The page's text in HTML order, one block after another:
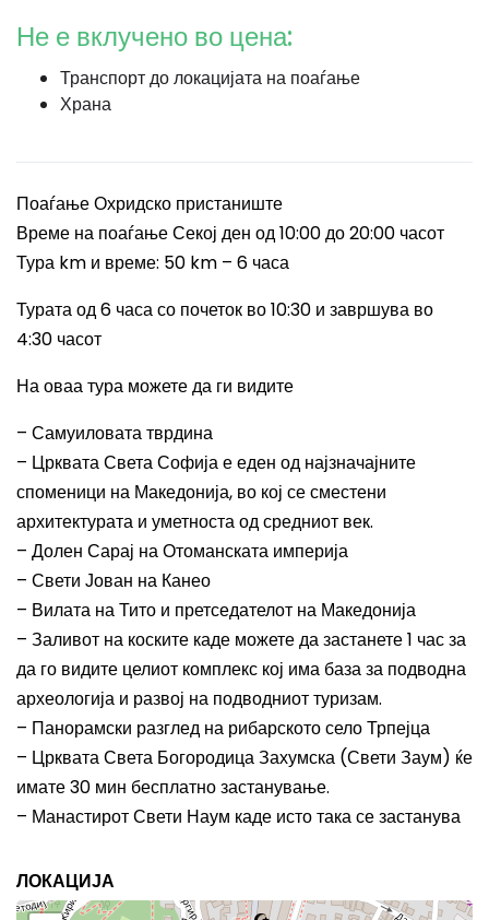
Не е вклучено во цена:
Транспорт до локацијата на поаѓање
Храна
Поаѓање Охридско пристаниште
Време на поаѓање Секој ден од 10:00 до 20:00 часот
Тура km и време: 50 km – 6 часа
Турата од 6 часа со почеток во 10:30 и завршува во
4:30 часот
На оваа тура можете да ги видите
– Самуиловата тврдина
– Црквата Света Софија е еден од најзначајните
споменици на Македонија, во кој се сместени
архитектурата и уметноста од средниот век.
– Долен Сарај на Отоманската империја
– Свети Јован на Канео
– Вилата на Тито и претседателот на Македонија
– Заливот на коските каде можете да застанете 1 час за
да го видите целиот комплекс кој има база за подводна
археологија и развој на подводниот туризам.
– Панорамски разглед на рибарското село Трпејца
– Црквата Света Богородица Захумска (Свети Заум) ќе
имате 30 мин бесплатно застанување.
– Манастирот Свети Наум каде исто така се застанува
ЛОКАЦИЈА